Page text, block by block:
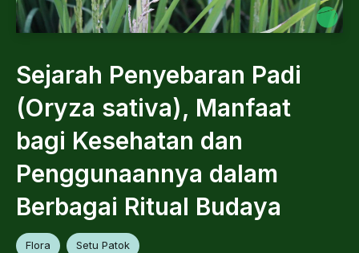
Sejarah Penyebaran Padi
(Oryza sativa), Manfaat
bagi Kesehatan dan
Penggunaannya dalam
Berbagai Ritual Budaya
Flora Setu Patok